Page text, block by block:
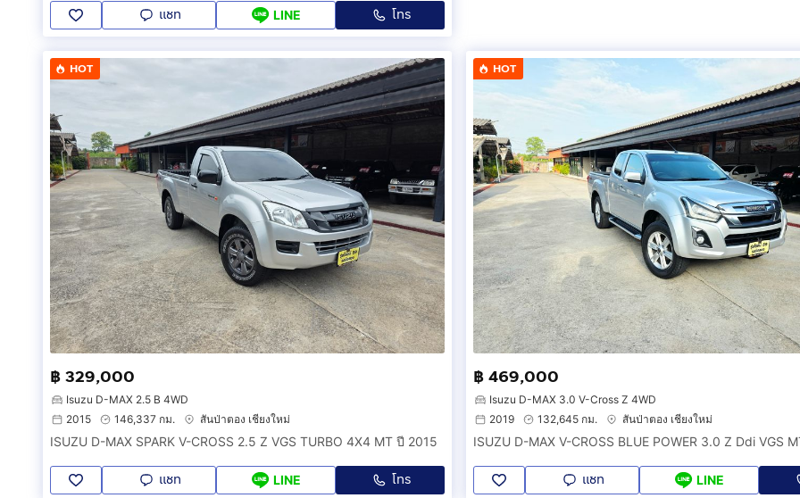
แชท LINE โทร
HOT
฿ 329,000
Isuzu D-MAX 2.5 B 4WD
2015
146,337 กม. สันป่าตอง เชียงใหม่
ISUZU D-MAX SPARK V-CROSS 2.5 Z VGS TURBO 4X4 MT ปี 2015
แชท LINE โทร
HOT
฿ 469,000
Isuzu D-MAX 3.0 V-Cross Z 4WD
2019
132,645 กม. สันป่าตอง เชียงใหม่
แชท LINE